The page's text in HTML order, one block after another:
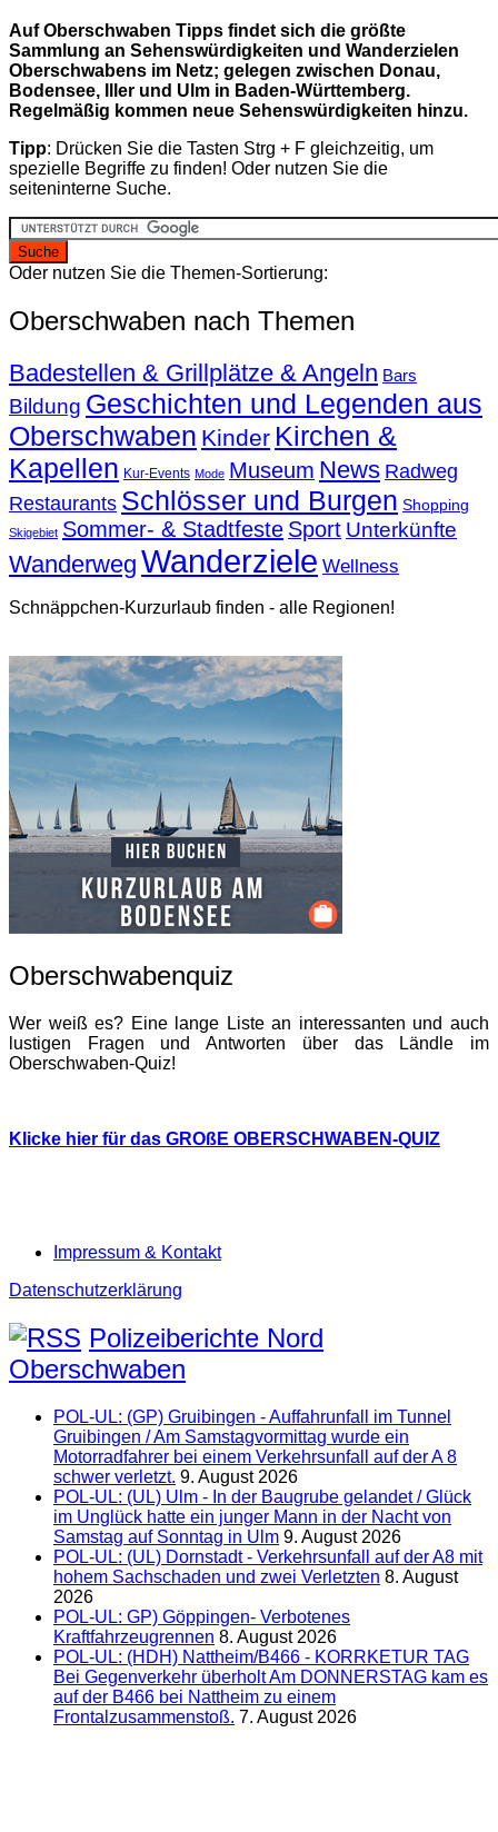
Auf Oberschwaben Tipps findet sich die größte
Sammlung an Sehenswürdigkeiten und Wanderzielen
Oberschwabens im Netz; gelegen zwischen Donau,
Bodensee, Iller und Ulm in Baden-Württemberg.
Regelmäßig kommen neue Sehenswürdigkeiten hinzu.
Tipp: Drücken Sie die Tasten Strg + F gleichzeitig, um
spezielle Begriffe zu finden! Oder nutzen Sie die
seiteninterne Suche.
Oder nutzen Sie die Themen-Sortierung:
Oberschwaben nach Themen
Badestellen & Grillplätze & Angeln Bars
Bildung Geschichten und Legenden aus
Oberschwaben Kinder Kirchen &
Kapellen Kur-Events Mode Museum News Radweg
Restaurants Schlösser und Burgen Shopping
Skigebiet Sommer- & Stadtfeste Sport Unterkünfte
Wanderweg Wanderziele Wellness
Schnäppchen-Kurzurlaub finden - alle Regionen!
Oberschwabenquiz
Wer weiß es? Eine lange Liste an interessanten und auch
lustigen Fragen und Antworten über das Ländle im
Oberschwaben-Quiz!
Klicke hier für das GROßE OBERSCHWABEN-QUIZ
Impressum & Kontakt
Datenschutzerklärung
Polizeiberichte Nord
Oberschwaben
POL-UL: (GP) Gruibingen - Auffahrunfall im Tunnel
Gruibingen / Am Samstagvormittag wurde ein
Motorradfahrer bei einem Verkehrsunfall auf der A 8
schwer verletzt. 9. August 2026
POL-UL: (UL) Ulm - In der Baugrube gelandet / Glück
im Unglück hatte ein junger Mann in der Nacht von
Samstag auf Sonntag in Ulm 9. August 2026
POL-UL: (UL) Dornstadt - Verkehrsunfall auf der A8 mit
hohem Sachschaden und zwei Verletzten 8. August
2026
POL-UL: GP) Göppingen- Verbotenes
Kraftfahrzeugrennen 8. August 2026
POL-UL: (HDH) Nattheim/B466 - KORRKETUR TAG
Bei Gegenverkehr überholt Am DONNERSTAG kam es
auf der B466 bei Nattheim zu einem
Frontalzusammenstoß. 7. August 2026